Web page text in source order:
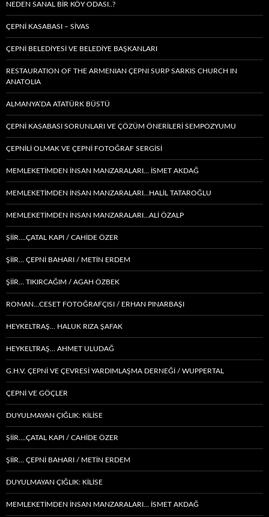
NEDEN SANAL BIR KÖY ODASI..?
ÇEPNİ KASABASI – SIVAS
ÇEPNİ BELEDİYESİ VE BELEDİYE BAŞKANLARI
RESTAURATION OF THE ARMENIAN ÇEPNI SURP SARKIS CHURCH IN
ANATOLIA
ALMANYA’DA ATATÜRK BÜSTÜ
ÇEPNİ KASABASI SORUNLARI VE ÇÖZÜM ÖNERİLERİ SEMPOZYUMU
ÇEPNİLİ OLMAK VE ÇEPNİ FOTOĞRAF SERGİSİ
MEMLEKETIMDEN INSAN MANZARALARI… İSMET AKDAĞ
MEMLEKETIMDEN INSAN MANZARALARI…HALİL TATAROĞLU
MEMLEKETIMDEN INSAN MANZARALARI…ALİ ÖZALP
ŞİİR….ÇATAL KAPI / CAHİDE ÖZER
ŞİİR… ÇEPNI BAHARI / METİN ERDEM
ŞIIR… TIKIRCAĞIM / AGAH ÖZBEK
ROMAN…CESET FOTOĞRAFÇISI / ERHAN PINARBAŞI
HEYKELTRAŞ… HALUK RIZA ŞAFAK
HEYKELTRAŞ… AHMET ULUDAĞ
G.H.V. ÇEPNİ VE ÇEVRESİ YARDIMLAŞMA DERNEĞİ / WUPPERTAL
ÇEPNI VE GÖÇLER
DUYULMAYAN ÇIĞLIK: KİLİSE
ŞİİR….ÇATAL KAPI / CAHİDE ÖZER
ŞİİR… ÇEPNI BAHARI / METİN ERDEM
DUYULMAYAN ÇIĞLIK: KİLİSE
MEMLEKETIMDEN INSAN MANZARALARI… İSMET AKDAĞ